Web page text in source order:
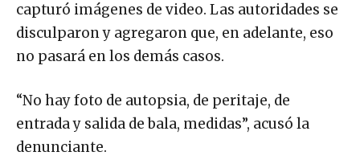
capturó imágenes de video. Las autoridades se
disculparon y agregaron que, en adelante, eso
no pasará en los demás casos.
“No hay foto de autopsia, de peritaje, de
entrada y salida de bala, medidas”, acusó la
denunciante.